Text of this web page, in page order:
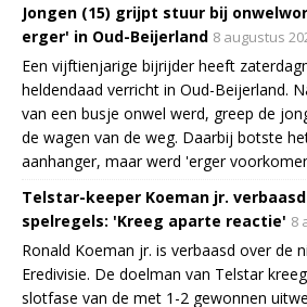
Jongen (15) grijpt stuur bij
erger' in Oud-Beijerland 8 augustus
Een vijftienjarige bijrijder heeft
heldendaad verricht in Oud-Beijerland.
van een busje onwel werd, greep de
de wagen van de weg. Daarbij botste
aanhanger, maar werd 'erger
Telstar-keeper Koeman jr.
spelregels: 'Kreeg aparte reactie' 8
Ronald Koeman jr. is verbaasd over de
Eredivisie. De doelman van Telstar
slotfase van de met 1-2 gewonnen